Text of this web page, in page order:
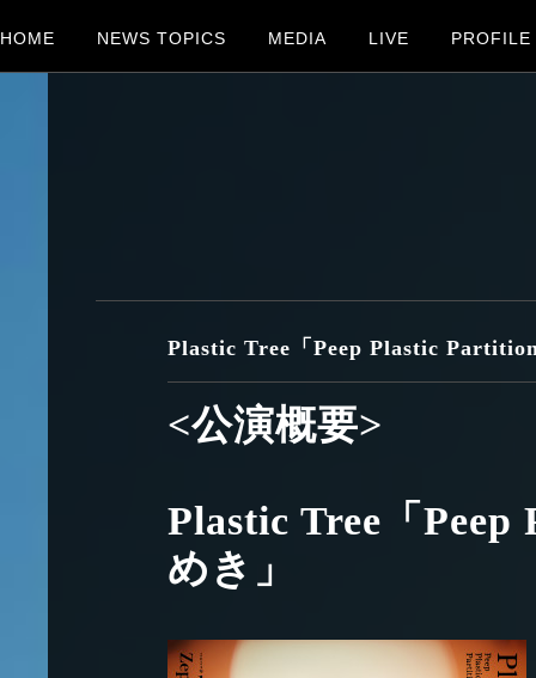
HOME NEWS TOPICS MEDIA LIVE PROFILE
Plastic Tree「Peep Plastic
<公演概要>
Plastic Tree「
めき」